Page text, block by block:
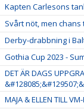
Kapten Carlesons
Svårt nöt, men
Derby-drabbning i
Gothia Cup 2023 -
DET ÄR DAGS
MAJA & ELLEN TILL